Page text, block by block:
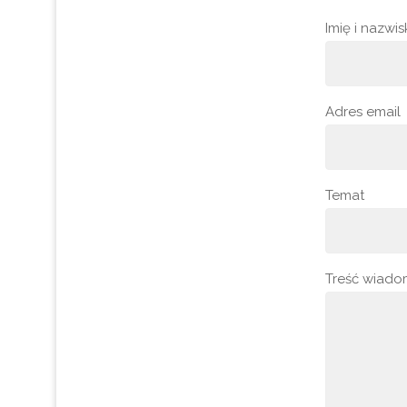
Imię i
Adres email
Temat
Treść